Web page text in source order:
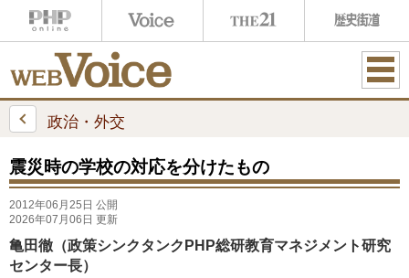
ME
政治・外交
震災時の学校の対応を分けたもの
2012年06月25日 公開
2026年07月06日 更新
亀田徹（政策シンクタンクPHP総研教育マネジメント研究
センター長）